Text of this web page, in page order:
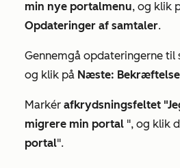
min nye portalmenu, og klik
Opdateringer af samtaler.
Gennemgå opdateringerne til
og klik på Næste: Bekræftelse
Markér afkrydsningsfeltet
migrere min portal ", og klik
portal".